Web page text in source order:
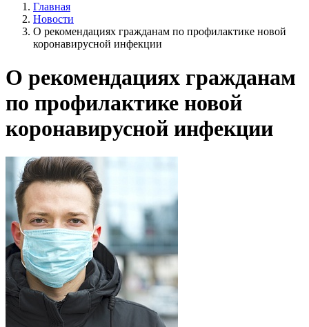
Главная
Новости
О рекомендациях гражданам по профилактике новой
коронавирусной инфекции
О рекомендациях гражданам
по профилактике новой
коронавирусной инфекции